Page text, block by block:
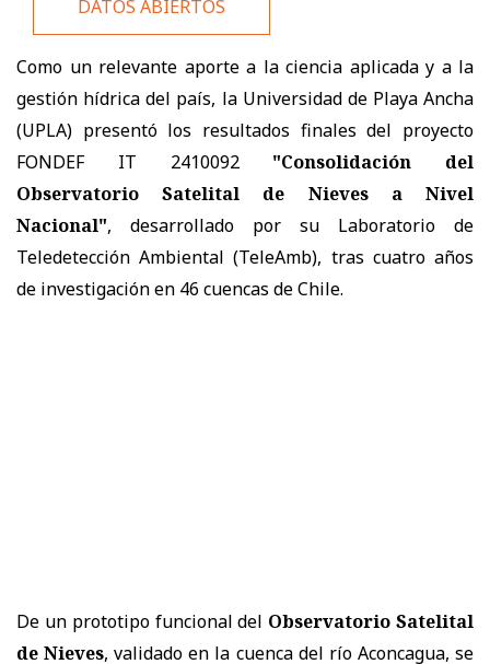
DATOS ABIERTOS
Como un relevante aporte a la ciencia aplicada y a la
gestión hídrica del país, la Universidad de Playa Ancha
(UPLA) presentó los resultados finales del proyecto
FONDEF IT 2410092
"Consolidación del
Observatorio Satelital de Nieves a Nivel
Nacional", desarrollado por su Laboratorio de
Teledetección Ambiental (TeleAmb), tras cuatro años
de investigación en 46 cuencas de Chile.
De un prototipo funcional del Observatorio Satelital
de Nieves, validado en la cuenca del río Aconcagua, se